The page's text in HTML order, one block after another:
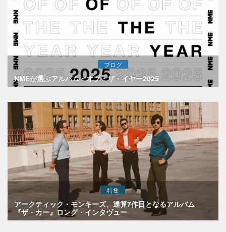
ブログ
NMEが選ぶアルバム・オブ・ザ・イヤー2025
特集
アークティック・モンキーズ、通算7作目となるアルバム
『ザ・カー』ロング・インタヴュー